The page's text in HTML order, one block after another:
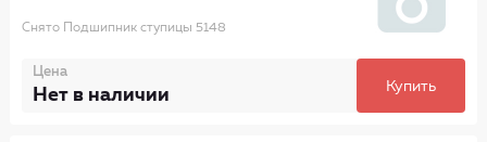
Снято Подшипник ступицы 5148
Цена
Нет в наличии Купить